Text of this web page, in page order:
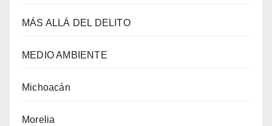
MÁS ALLÁ DEL DELITO
MEDIO AMBIENTE
Michoacán
Morelia